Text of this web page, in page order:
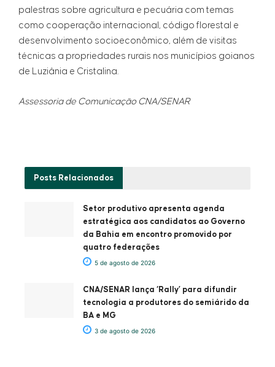
palestras sobre agricultura e pecuária com temas
como cooperação internacional, código florestal e
desenvolvimento socioeconômico, além de visitas
técnicas a propriedades rurais nos municípios goianos
de Luziânia e Cristalina.
Assessoria de Comunicação CNA/SENAR
Posts Relacionados
Setor produtivo apresenta agenda
estratégica aos candidatos ao Governo
da Bahia em encontro promovido por
quatro federações
5 de agosto de 2026
CNA/SENAR lança ‘Rally’ para difundir
tecnologia a produtores do semiárido da
BA e MG
3 de agosto de 2026